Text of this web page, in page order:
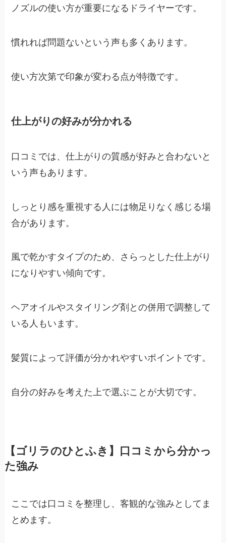
ノズルの使い方が重要になるドライヤーです。
慣れれば問題ないという声も多くあります。
使い方次第で印象が変わる点が特徴です。
仕上がりの好みが分かれる
口コミでは、仕上がりの質感が好みと合わないと
いう声もあります。
しっとり感を重視する人には物足りなく感じる場
合があります。
風で乾かすタイプのため、さらっとした仕上がり
になりやすい傾向です。
ヘアオイルやスタイリング剤との併用で調整して
いる人もいます。
髪質によって評価が分かれやすいポイントです。
自分の好みを考えた上で選ぶことが大切です。
【ゴリラのひとふき】口コミから分かっ
た強み
ここでは口コミを整理し、客観的な強みとしてま
とめます。